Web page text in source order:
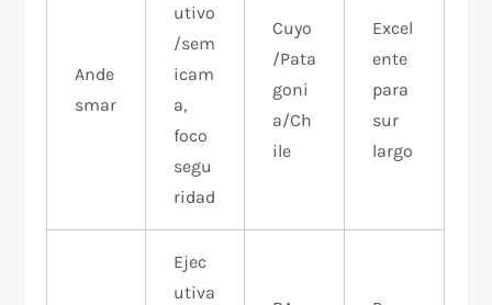
Ande
smar
utivo
/sem
icam
a,
foco
segu
ridad
Cuyo
/Pata
goni
a/Ch
ile
Excel
ente
para
sur
largo​
Ejec
utiva